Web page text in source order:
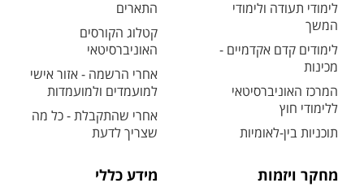
לימודי תעודה ולימודי
המשך
לימודים קדם אקדמיים -
מכינות
המרכז האוניברסיטאי
ללימודי חוץ
תוכניות בין-לאומיות
התארים
קטלוג הקורסים
האוניברסיטאי
אחרי הרשמה - אזור אישי
למועמדים ולמועמדות
אחרי שהתקבלת - כל מה
שצריך לדעת
מחקר ויזמות מידע כללי